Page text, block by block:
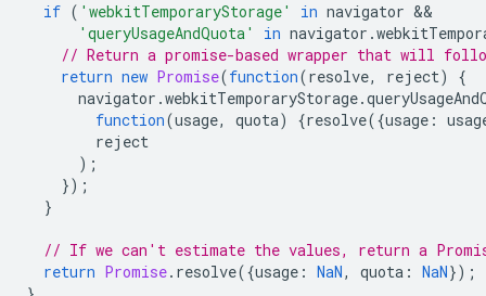
if ( 'webkitTemporaryStorage' in navigator
'queryUsageAndQuota'
in navigator .
// Return a promise-based wrapper that will
return new Promise(function(resolve, reject)
{
navigator .webkitTemporaryStorage.
function(usage, quota) {resolve({usage :
reject
);
});
}
// If we can't estimate the values, return a
return Promise. resolve({usage : NaN, quota : NaN});